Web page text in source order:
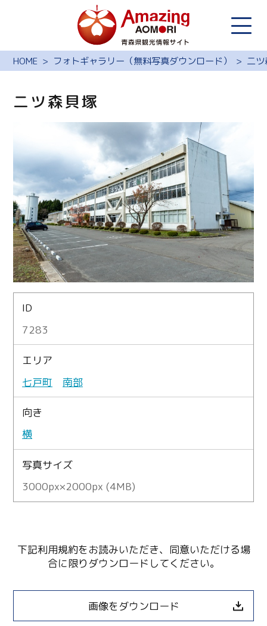
HOME フォトギャラリー（無料写真ダウンロード） 二
二ツ森貝塚
ID
7283
エリア
七戸町
南部
向き
横
写真サイズ
3000px×2000px (4MB)
下記利用規約をお読みいただき、同意いただける場
合に限りダウンロードしてください。
画像をダウンロード